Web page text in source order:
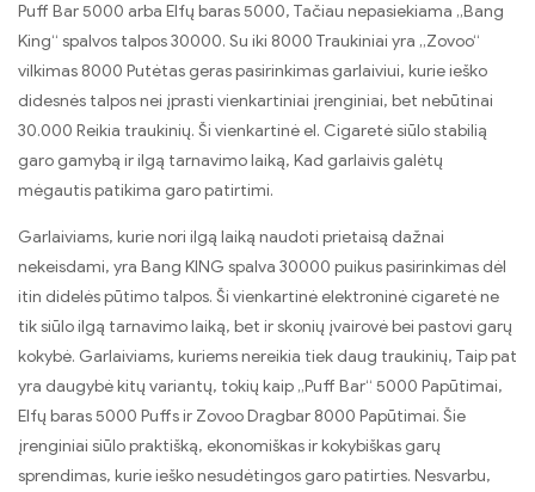
Puff Bar 5000 arba Elfų baras 5000, Tačiau nepasiekiama „Bang
King“ spalvos talpos 30000. Su iki 8000 Traukiniai yra „Zovoo“
vilkimas 8000 Putėtas geras pasirinkimas garlaiviui, kurie ieško
didesnės talpos nei įprasti vienkartiniai įrenginiai, bet nebūtinai
30.000 Reikia traukinių. Ši vienkartinė el. Cigaretė siūlo stabilią
garo gamybą ir ilgą tarnavimo laiką, Kad garlaivis galėtų
mėgautis patikima garo patirtimi.
Garlaiviams, kurie nori ilgą laiką naudoti prietaisą dažnai
nekeisdami, yra Bang KING spalva 30000 puikus pasirinkimas dėl
itin didelės pūtimo talpos. Ši vienkartinė elektroninė cigaretė ne
tik siūlo ilgą tarnavimo laiką, bet ir skonių įvairovė bei pastovi garų
kokybė. Garlaiviams, kuriems nereikia tiek daug traukinių, Taip pat
yra daugybė kitų variantų, tokių kaip „Puff Bar“ 5000 Papūtimai,
Elfų baras 5000 Puffs ir Zovoo Dragbar 8000 Papūtimai. Šie
įrenginiai siūlo praktišką, ekonomiškas ir kokybiškas garų
sprendimas, kurie ieško nesudėtingos garo patirties. Nesvarbu,